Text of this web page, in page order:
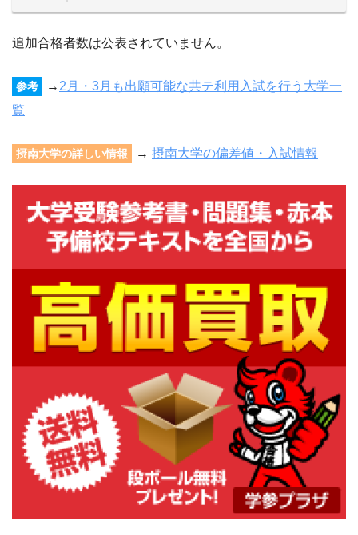
追加合格者数は公表されていません。
参考 → 2月・3月も出願可能な共テ利用入試を行う大学一
覧
摂南大学の詳しい情報 → 摂南大学の偏差値・入試情報